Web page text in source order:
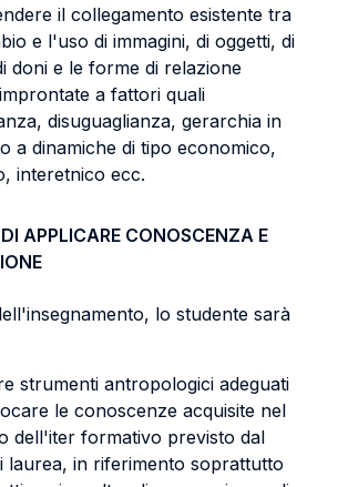
il collegamento esistente tra
e l'uso di immagini, di oggetti, di
doni e le forme di relazione
a fattori quali
disuguaglianza, gerarchia in
a dinamiche di tipo economico,
interetnico ecc.
APPLICARE CONOSCENZA E
lo studente sarà
strumenti antropologici adeguati
le conoscenze acquisite nel
dell'iter formativo previsto dal
laurea, in riferimento soprattutto